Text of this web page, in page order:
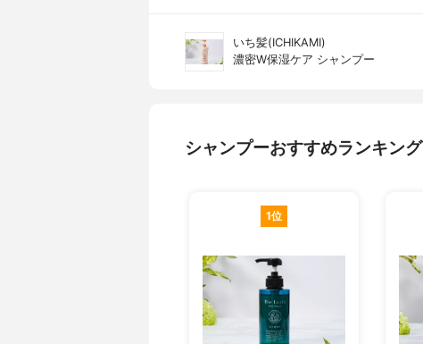
いち髪(ICHIKAMI)
濃密W保湿ケア シャンプー
シャンプーおすすめランキング
1位